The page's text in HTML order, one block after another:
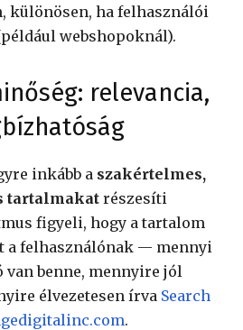
különösen, ha felhasználói
webshopoknál).
relevancia,
inkább a szakértelmes,
tartalmakat részesíti
figyeli, hogy a tartalom
a felhasználónak — mennyi
benne, mennyire jól
élvezetesen írva Search
.